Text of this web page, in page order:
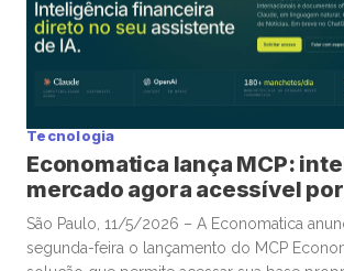
tema que […]
Tecnologia
Economatica lança MCP:
mercado agora acessível
São Paulo, 11/5/2026 – A Economatica
segunda-feira o lançamento do MCP